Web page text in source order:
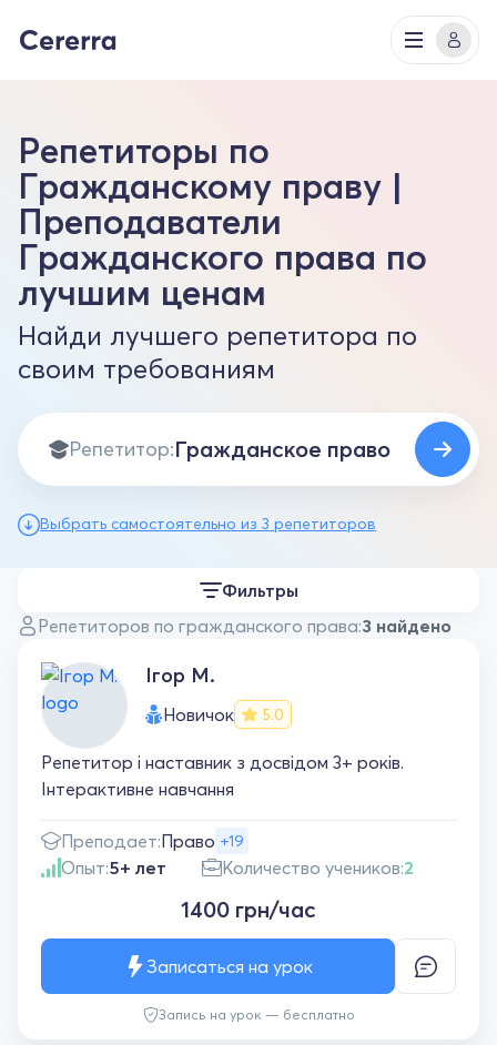
Репетиторы по
Гражданскому праву |
Преподаватели
Гражданского права по
лучшим ценам
Найди лучшего репетитора по
своим требованиям
Репетитор:
Выбрать самостоятельно из 3 репетиторов
Репетиторов по гражданского права:3 найдено
Фильтры
Ігор М.
Новичок 5.0
Репетитор і наставник з досвідом 3+ років.
Інтерактивне навчання
Преподает:Право +19
Опыт:5+ лет Количество учеников:2
1400 грн/час
Запись на урок — бесплатно
Записаться на урок